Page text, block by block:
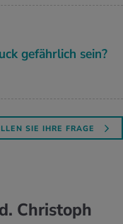
ge­fähr­lich sein?
SIE IHRE FRAGE
Christoph